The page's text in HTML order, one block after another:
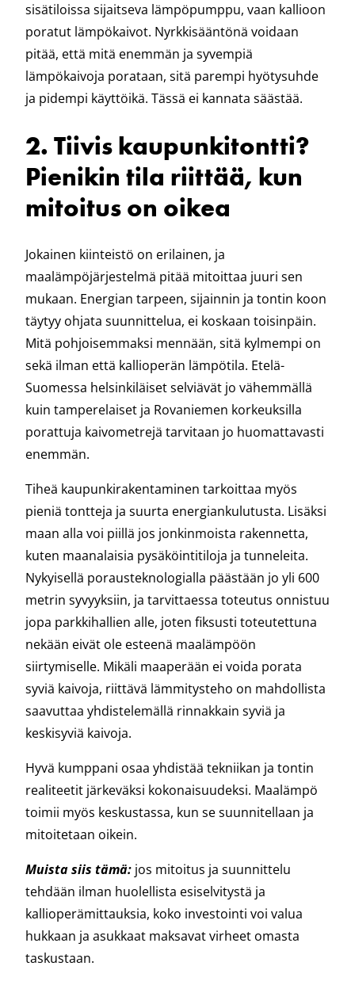
sisätiloissa sijaitseva lämpöpumppu, vaan kallioon
poratut lämpökaivot. Nyrkkisääntönä voidaan
pitää, että mitä enemmän ja syvempiä
lämpökaivoja porataan, sitä parempi hyötysuhde
ja pidempi käyttöikä. Tässä ei kannata säästää.
2. Tiivis kaupunkitontti?
Pienikin tila riittää, kun
mitoitus on oikea
Jokainen kiinteistö on erilainen, ja
maalämpöjärjestelmä pitää mitoittaa juuri sen
mukaan. Energian tarpeen, sijainnin ja tontin koon
täytyy ohjata suunnittelua, ei koskaan toisinpäin.
Mitä pohjoisemmaksi mennään, sitä kylmempi on
sekä ilman että kallioperän lämpötila. Etelä-
Suomessa helsinkiläiset selviävät jo vähemmällä
kuin tamperelaiset ja Rovaniemen korkeuksilla
porattuja kaivometrejä tarvitaan jo huomattavasti
enemmän.
Tiheä kaupunkirakentaminen tarkoittaa myös
pieniä tontteja ja suurta energiankulutusta. Lisäksi
maan alla voi piillä jos jonkinmoista rakennetta,
kuten maanalaisia pysäköintitiloja ja tunneleita.
Nykyisellä porausteknologialla päästään jo yli 600
metrin syvyyksiin, ja tarvittaessa toteutus onnistuu
jopa parkkihallien alle, joten fiksusti toteutettuna
nekään eivät ole esteenä maalämpöön
siirtymiselle. Mikäli maaperään ei voida porata
syviä kaivoja, riittävä lämmitysteho on mahdollista
saavuttaa yhdistelemällä rinnakkain syviä ja
keskisyviä kaivoja.
Hyvä kumppani osaa yhdistää tekniikan ja tontin
realiteetit järkeväksi kokonaisuudeksi. Maalämpö
toimii myös keskustassa, kun se suunnitellaan ja
mitoitetaan oikein.
Muista siis tämä: jos mitoitus ja suunnittelu
tehdään ilman huolellista esiselvitystä ja
kallioperämittauksia, koko investointi voi valua
hukkaan ja asukkaat maksavat virheet omasta
taskustaan.